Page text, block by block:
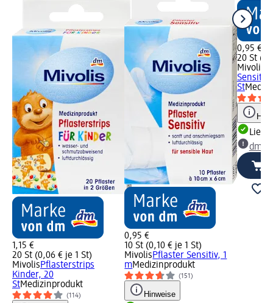
1,15 €
20 St (0,06 € je 1 St)
MivolisPflasterstrips
Kinder, 20
StMedizinprodukt
(114)
0,95 €
10 St (0,10 € je 1 St)
MivolisPflaster Sensitiv, 1
mMedizinprodukt
(151)
Hinweise
0,95 €
20 St
Mivolis
Sensitiv,
St
dm